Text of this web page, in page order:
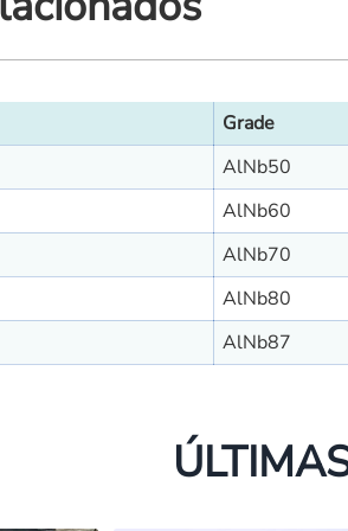
Grade
AlNb50
AlNb60
AlNb70
AlNb80
AlNb87